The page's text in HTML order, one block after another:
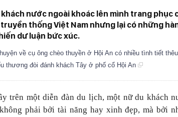
khách nước ngoài khoác lên mình trang phục
truyền thống Việt Nam nhưng lại có những
dư luận bức xúc.
về cụ ông chèo thuyền ở Hội An có nhiều tình tiết
thương đòi đánh khách Tây ở phố cổ Hội An
trên một diễn đàn du lịch, một nữ du khách
phải bởi tài năng hay xinh đẹp, mà bởi